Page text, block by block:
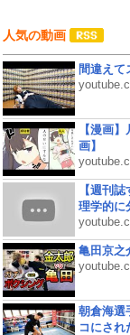
人気の動画
間違えて
【漫画
画】
【週刊
理学的に
亀田京之
朝倉海選
コにされ